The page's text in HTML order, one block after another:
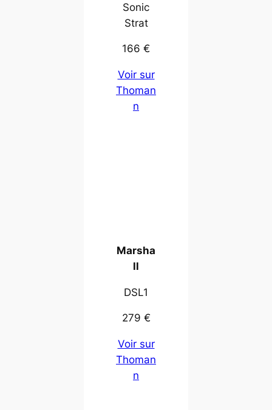
Sonic
Strat
166 €
Voir sur
Thoman
n
Marsha
ll
DSL1
279 €
Voir sur
Thoman
n